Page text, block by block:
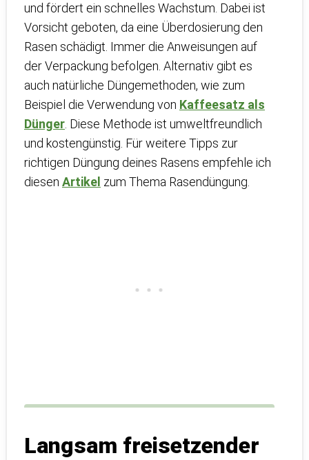
und fördert ein schnelles Wachstum. Dabei ist
Vorsicht geboten, da eine Überdosierung den
Rasen schädigt. Immer die Anweisungen auf
der Verpackung befolgen. Alternativ gibt es
auch natürliche Düngemethoden, wie zum
Beispiel die Verwendung von Kaffeesatz als
Dünger . Diese Methode ist umweltfreundlich
und kostengünstig. Für weitere Tipps zur
richtigen Düngung deines Rasens empfehle ich
diesen Artikel zum Thema Rasendüngung.
Langsam freisetzender